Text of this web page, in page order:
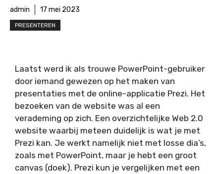
admin 17 mei 2023
PRESENTEREN
Laatst werd ik als trouwe PowerPoint-gebruiker
door iemand gewezen op het maken van
presentaties met de online-applicatie Prezi. Het
bezoeken van de website was al een
verademing op zich. Een overzichtelijke Web 2.0
website waarbij meteen duidelijk is wat je met
Prezi kan. Je werkt namelijk niet met losse dia’s,
zoals met PowerPoint, maar je hebt een groot
canvas (doek). Prezi kun je vergelijken met een